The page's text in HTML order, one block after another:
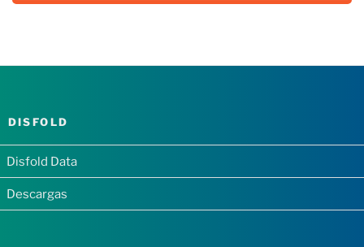
DISFOLD
Disfold Data
Descargas